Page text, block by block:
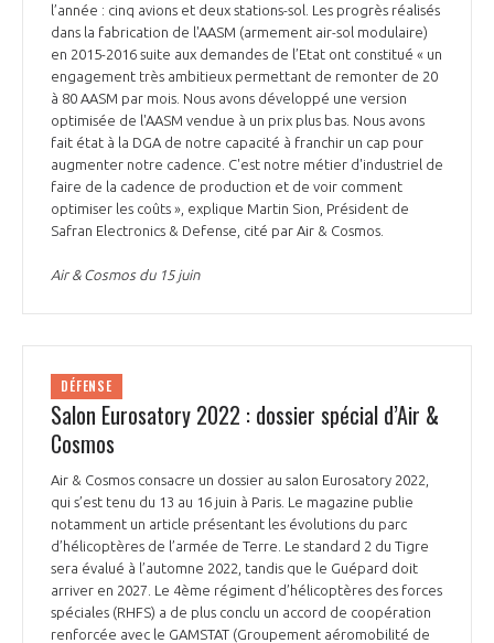
l’année : cinq avions et deux stations-sol. Les progrès réalisés
dans la fabrication de l'AASM (armement air-sol modulaire)
en 2015-2016 suite aux demandes de l’Etat ont constitué « un
engagement très ambitieux permettant de remonter de 20
à 80 AASM par mois. Nous avons développé une version
optimisée de l'AASM vendue à un prix plus bas. Nous avons
fait état à la DGA de notre capacité à franchir un cap pour
augmenter notre cadence. C'est notre métier d'industriel de
faire de la cadence de production et de voir comment
optimiser les coûts », explique Martin Sion, Président de
Safran Electronics & Defense, cité par Air & Cosmos.
Air & Cosmos du 15 juin
DÉFENSE
Salon Eurosatory 2022 : dossier spécial d’Air &
Cosmos
Air & Cosmos consacre un dossier au salon Eurosatory 2022,
qui s’est tenu du 13 au 16 juin à Paris. Le magazine publie
notamment un article présentant les évolutions du parc
d’hélicoptères de l’armée de Terre. Le standard 2 du Tigre
sera évalué à l’automne 2022, tandis que le Guépard doit
arriver en 2027. Le 4ème régiment d’hélicoptères des forces
spéciales (RHFS) a de plus conclu un accord de coopération
renforcée avec le GAMSTAT (Groupement aéromobilité de